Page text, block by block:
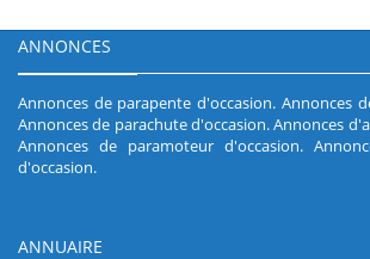
ANNONCES
Annonces de parapente d'occasion. Annonces
Annonces de parachute d'occasion.Annonces
Annonces de paramoteur d'occasion.
d'occasion.
ANNUAIRE